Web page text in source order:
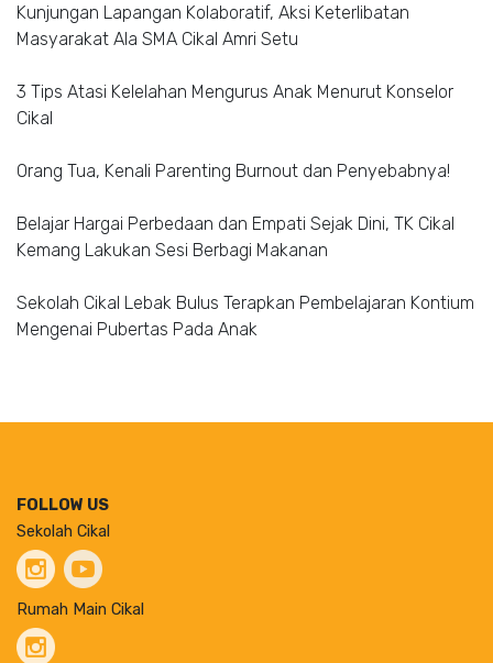
Kunjungan Lapangan Kolaboratif, Aksi Keterlibatan
Masyarakat Ala SMA Cikal Amri Setu
3 Tips Atasi Kelelahan Mengurus Anak Menurut Konselor
Cikal
Orang Tua, Kenali Parenting Burnout dan Penyebabnya!
Belajar Hargai Perbedaan dan Empati Sejak Dini, TK Cikal
Kemang Lakukan Sesi Berbagi Makanan
Sekolah Cikal Lebak Bulus Terapkan Pembelajaran Kontium
Mengenai Pubertas Pada Anak
FOLLOW US
Sekolah Cikal
Rumah Main Cikal